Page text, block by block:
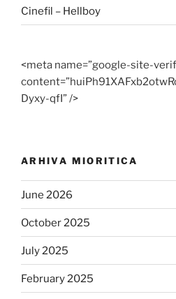
Cinefil – Hellboy
<meta name=”google-site-
Dyxy-qfI” />
ARHIVA MIORITICA
June 2026
October 2025
July 2025
February 2025